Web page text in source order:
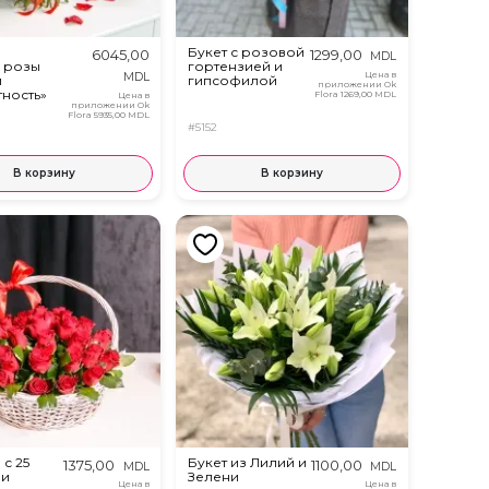
розы
6045,00
MDL
Цена в
приложении Ok
Flora 5935,00 MDL
В корзину
Букет с розовой
гортензией и
гипсофилой
#5152
1299,00 MDL
Цена в
приложении Ok
Flora1269,00 MDL
В корзину
25
1375,00 MDL
Цена в
Букет из Лилий и
Зелени
1100,00 MDL
Цена в